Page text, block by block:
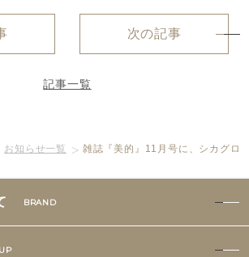
次の記事
記事一覧
お知らせ一覧 雑誌『美的』11月号に、シカグロ
BRAND